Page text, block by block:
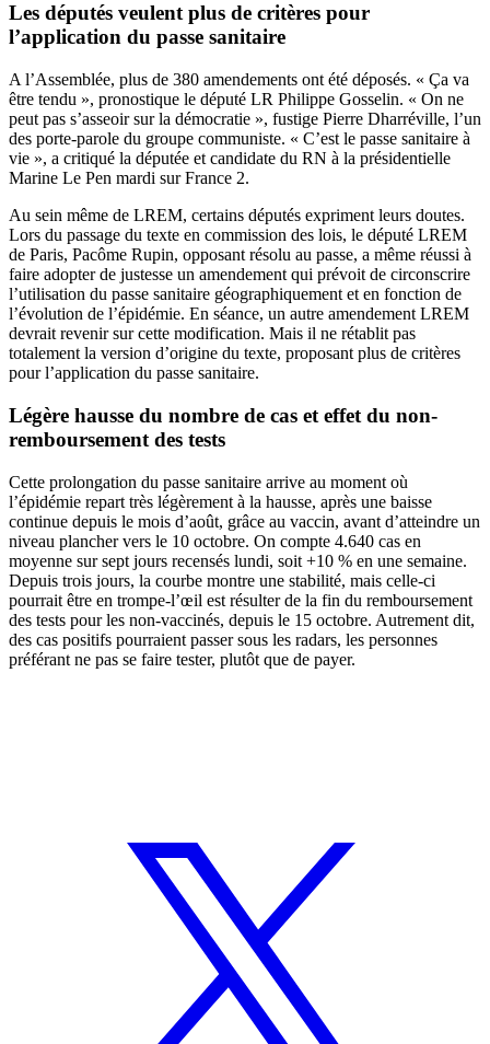
Les députés veulent plus de critères pour
l’application du passe sanitaire
A l’Assemblée, plus de 380 amendements ont été déposés. « Ça va
être tendu », pronostique le député LR Philippe Gosselin. « On ne
peut pas s’asseoir sur la démocratie », fustige Pierre Dharréville, l’un
des porte-parole du groupe communiste. « C’est le passe sanitaire à
vie », a critiqué la députée et candidate du RN à la présidentielle
Marine Le Pen mardi sur France 2.
Au sein même de LREM, certains députés expriment leurs doutes.
Lors du passage du texte en commission des lois, le député LREM
de Paris, Pacôme Rupin, opposant résolu au passe, a même réussi à
faire adopter de justesse un amendement qui prévoit de circonscrire
l’utilisation du passe sanitaire géographiquement et en fonction de
l’évolution de l’épidémie. En séance, un autre amendement LREM
devrait revenir sur cette modification. Mais il ne rétablit pas
totalement la version d’origine du texte, proposant plus de critères
pour l’application du passe sanitaire.
Légère hausse du nombre de cas et effet du non-
remboursement des tests
Cette prolongation du passe sanitaire arrive au moment où
l’épidémie repart très légèrement à la hausse, après une baisse
continue depuis le mois d’août, grâce au vaccin, avant d’atteindre un
niveau plancher vers le 10 octobre. On compte 4.640 cas en
moyenne sur sept jours recensés lundi, soit +10 % en une semaine.
Depuis trois jours, la courbe montre une stabilité, mais celle-ci
pourrait être en trompe-l’œil est résulter de la fin du remboursement
des tests pour les non-vaccinés, depuis le 15 octobre. Autrement dit,
des cas positifs pourraient passer sous les radars, les personnes
préférant ne pas se faire tester, plutôt que de payer.